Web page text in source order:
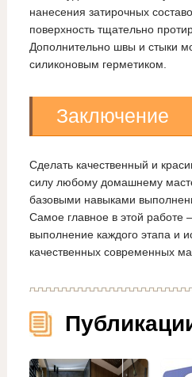
нанесения затирочных
поверхность тщательно
Дополнительно швы и стыки
силиконовым герметиком.
Заключение
Сделать качественный и
силу любому домашнему
базовыми навыками
Самое главное в этой работе
выполнение каждого этапа и
качественных современных